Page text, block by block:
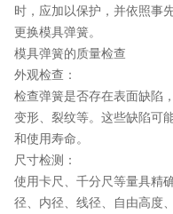
时，应加以保护，并依照事
更换模具弹簧。
模具弹簧的质量检查
外观检查：
检查弹簧是否存在表面缺陷
变形、裂纹等。这些缺陷可
和使用寿命。
尺寸检测：
使用卡尺、千分尺等量具精
径、内径、线径、自由高度